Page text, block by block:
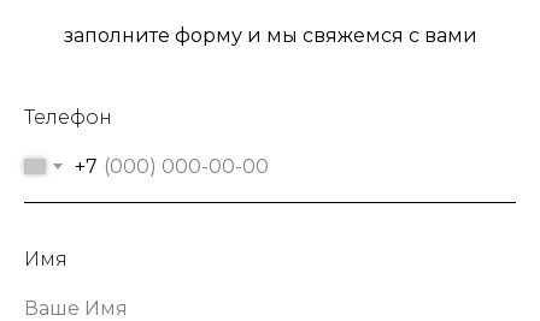
заполните форму и мы свяжемся с вами
Телефон
+7
Имя
Ваше Имя